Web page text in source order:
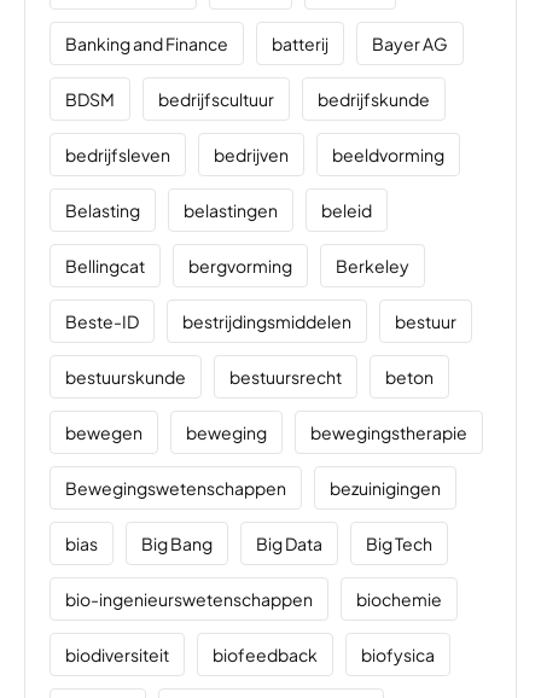
Banking and Finance batterij Bayer AG
BDSM bedrijfscultuur bedrijfskunde
bedrijfsleven bedrijven beeldvorming
Belasting belastingen beleid
Bellingcat bergvorming Berkeley
Beste-ID bestrijdingsmiddelen bestuur
bestuurskunde bestuursrecht beton
bewegen beweging bewegingstherapie
Bewegingswetenschappen bezuinigingen
bias Big Bang Big Data Big Tech
bio-ingenieurswetenschappen biochemie
biodiversiteit biofeedback biofysica